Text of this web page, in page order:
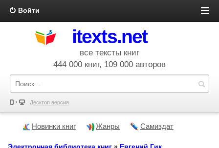
Войти
itexts.net
все тексты книг
444 000 книг, 109 000 авторов
Десктоп версия
Новинки книг Жанры Самиздат